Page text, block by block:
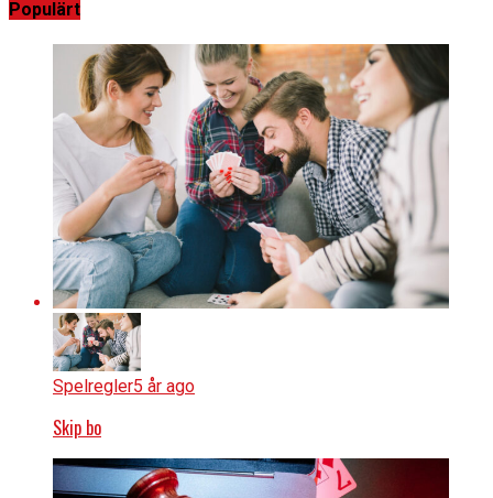
Populärt
Spelregler5 år ago
Skip bo